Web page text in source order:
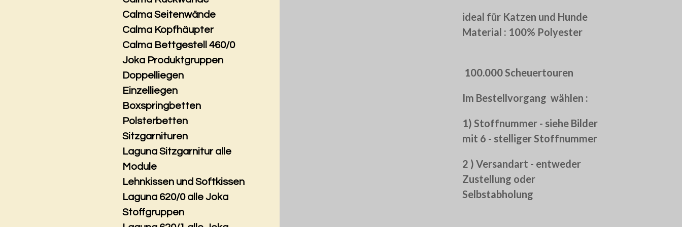
ideal für Katzen und Hunde
Material : 100% Polyester
100.000 Scheuertouren
Im Bestellvorgang wählen :
1) Stoffnummer - siehe Bilder
mit 6 - stelliger Stoffnummer
2 ) Versandart - entweder
Zustellung oder
Selbstabholung
Calma Seitenwände
Calma Kopfhäupter
Calma Bettgestell 460/0
Joka Produktgruppen
Doppelliegen
Einzelliegen
Boxspringbetten
Polsterbetten
Sitzgarnituren
Laguna Sitzgarnitur alle
Module
Lehnkissen und Softkissen
Laguna 620/0 alle Joka
Stoffgruppen